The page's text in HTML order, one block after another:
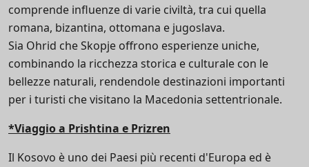
comprende influenze di varie civiltà, tra cui quella
romana, bizantina, ottomana e jugoslava.
Sia Ohrid che Skopje offrono esperienze uniche,
combinando la ricchezza storica e culturale con le
bellezze naturali, rendendole destinazioni importanti
per i turisti che visitano la Macedonia settentrionale.
*Viaggio a Prishtina e Prizren
Il Kosovo è uno dei Paesi più recenti d'Europa ed è